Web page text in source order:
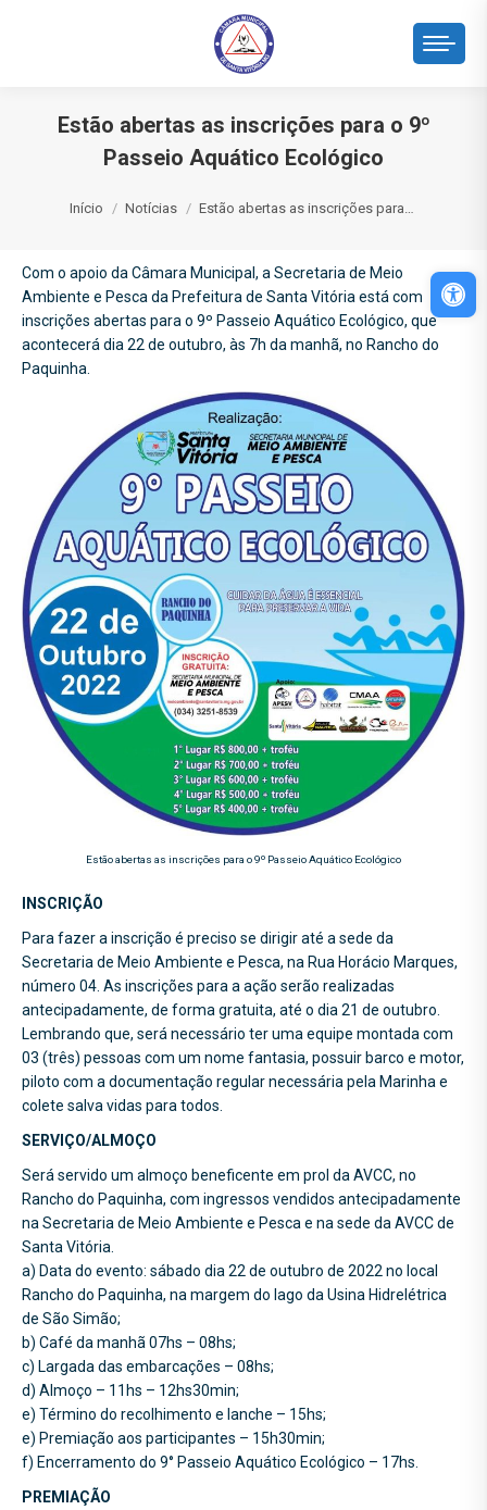
Estão abertas as inscrições para o 9º
Passeio Aquático Ecológico
Início Notícias Estão abertas as inscrições para…
Com o apoio da Câmara Municipal, a Secretaria de Meio
Ambiente e Pesca da Prefeitura de Santa Vitória está com
inscrições abertas para o 9º Passeio Aquático Ecológico, que
acontecerá dia 22 de outubro, às 7h da manhã, no Rancho do
Paquinha.
Estão abertas as inscrições para o 9º Passeio Aquático Ecológico
INSCRIÇÃO
Para fazer a inscrição é preciso se dirigir até a sede da
Secretaria de Meio Ambiente e Pesca, na Rua Horácio Marques,
número 04. As inscrições para a ação serão realizadas
antecipadamente, de forma gratuita, até o dia 21 de outubro.
Lembrando que, será necessário ter uma equipe montada com
03 (três) pessoas com um nome fantasia, possuir barco e motor,
piloto com a documentação regular necessária pela Marinha e
colete salva vidas para todos.
SERVIÇO/ALMOÇO
Será servido um almoço beneficente em prol da AVCC, no
Rancho do Paquinha, com ingressos vendidos antecipadamente
na Secretaria de Meio Ambiente e Pesca e na sede da AVCC de
Santa Vitória.
a) Data do evento: sábado dia 22 de outubro de 2022 no local
Rancho do Paquinha, na margem do lago da Usina Hidrelétrica
de São Simão;
b) Café da manhã 07hs – 08hs;
c) Largada das embarcações – 08hs;
d) Almoço – 11hs – 12hs30min;
e) Término do recolhimento e lanche – 15hs;
e) Premiação aos participantes – 15h30min;
f) Encerramento do 9° Passeio Aquático Ecológico – 17hs.
PREMIAÇÃO